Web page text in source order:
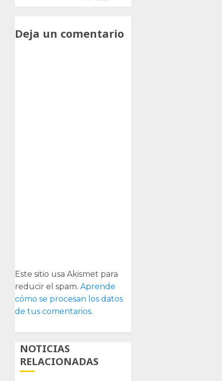
Deja un comentario
Este sitio usa Akismet para
reducir el spam. Aprende
cómo se procesan los datos
de tus comentarios.
NOTICIAS
RELACIONADAS